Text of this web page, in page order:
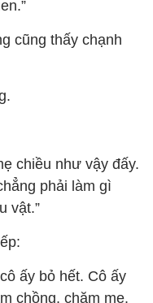
cũng thấy chạnh
chiều như vậy đấy.
phải làm gì
vật.”
ấy bỏ hết. Cô ấy
chồng, chăm mẹ.